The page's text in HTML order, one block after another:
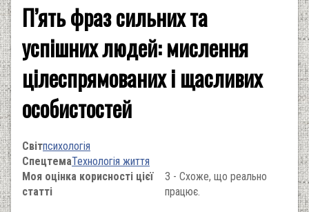
П’ять фраз сильних та
успішних людей: мислення
цілеспрямованих і щасливих
особистостей
Світпсихологія
СпецтемаТехнологія життя
Моя оцінка корисності цієї
статті
3 - Схоже, що реально
працює.